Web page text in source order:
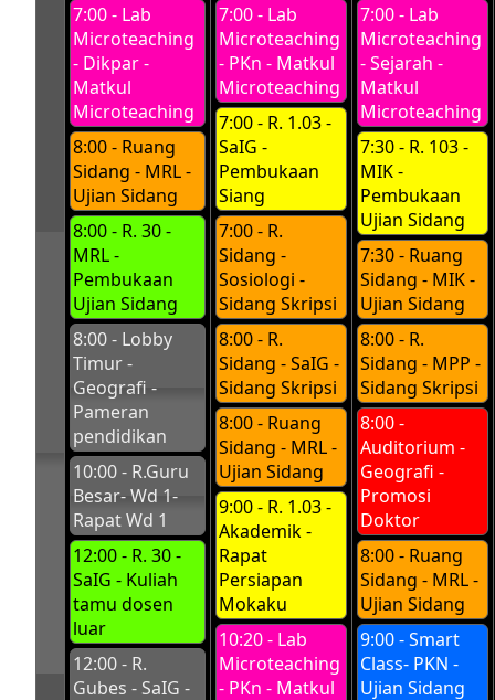
7:00 - Lab
Microteaching
- Dikpar -
Matkul
Microteaching
8:00 - Ruang
Sidang - MRL -
Ujian Sidang
8:00 - R. 30 -
MRL -
Pembukaan
Ujian Sidang
8:00 - Lobby
Timur -
Geografi -
Pameran
pendidikan
10:00 - R.Guru
Besar- Wd 1-
Rapat Wd 1
12:00 - R. 30 -
SaIG - Kuliah
tamu dosen
luar
12:00 - R.
Gubes - SaIG -
7:00 - Lab
Microteaching
- PKn - Matkul
Microteaching
7:00 - R. 1.03 -
SaIG -
Pembukaan
Siang
7:00 - R.
Sidang -
Sosiologi -
Sidang Skripsi
8:00 - R.
Sidang - SaIG -
Sidang Skripsi
8:00 - Ruang
Sidang - MRL -
Ujian Sidang
9:00 - R. 1.03 -
Akademik -
Rapat
Persiapan
Mokaku
10:20 - Lab
Microteaching
- PKn - Matkul
7:00 - Lab
Microteaching
- Sejarah -
Matkul
Microteaching
7:30 - R. 103 -
MIK -
Pembukaan
Ujian Sidang
7:30 - Ruang
Sidang - MIK -
Ujian Sidang
8:00 - R.
Sidang - MPP -
Sidang Skripsi
8:00 -
Auditorium -
Geografi -
Promosi
Doktor
8:00 - Ruang
Sidang - MRL -
Ujian Sidang
9:00 - Smart
Class- PKN -
Ujian Sidang